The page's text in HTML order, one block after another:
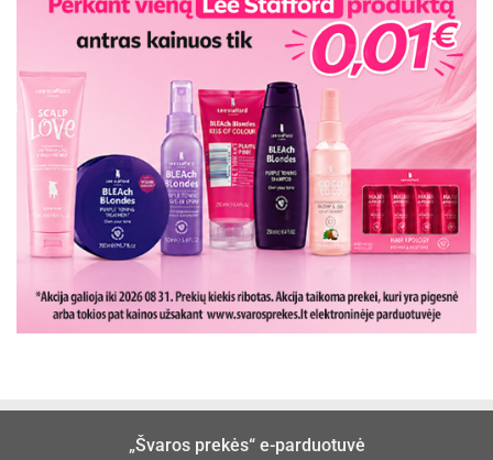
„Švaros prekės“ e-parduotuvė